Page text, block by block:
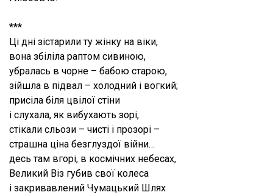
***
Ці дні зістарили ту жінку на віки,
вона збіліла раптом сивиною,
убралась в чорне – бабою старою,
зійшла в підвал – холодний і вогкий;
присіла біля цвілої стіни
і слухала, як вибухають зорі,
стікали сльози – чисті і прозорі –
страшна ціна безглуздої війни…
десь там вгорі, в космічних небесах,
Великий Віз губив свої колеса
і закривавлений Чумацький Шлях